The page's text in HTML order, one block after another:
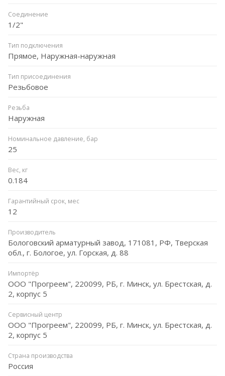
Соединение
1/2"
Тип подключения
Прямое, Наружная-наружная
Тип присоединения
Резьбовое
Резьба
Наружная
Номинальное давление, бар
25
Вес, кг
0.184
Гарантийный срок, мес
12
Производитель
Бологовский арматурный завод, 171081, РФ, Тверская
обл., г. Бологое, ул. Горская, д. 88
Импортёр
ООО "Прогреем", 220099, РБ, г. Минск, ул. Брестская, д.
2, корпус 5
Сервисный центр
ООО "Прогреем", 220099, РБ, г. Минск, ул. Брестская, д.
2, корпус 5
Страна производства
Россия